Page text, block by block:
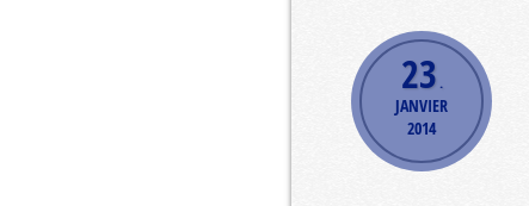
23.
JANVIER
2014